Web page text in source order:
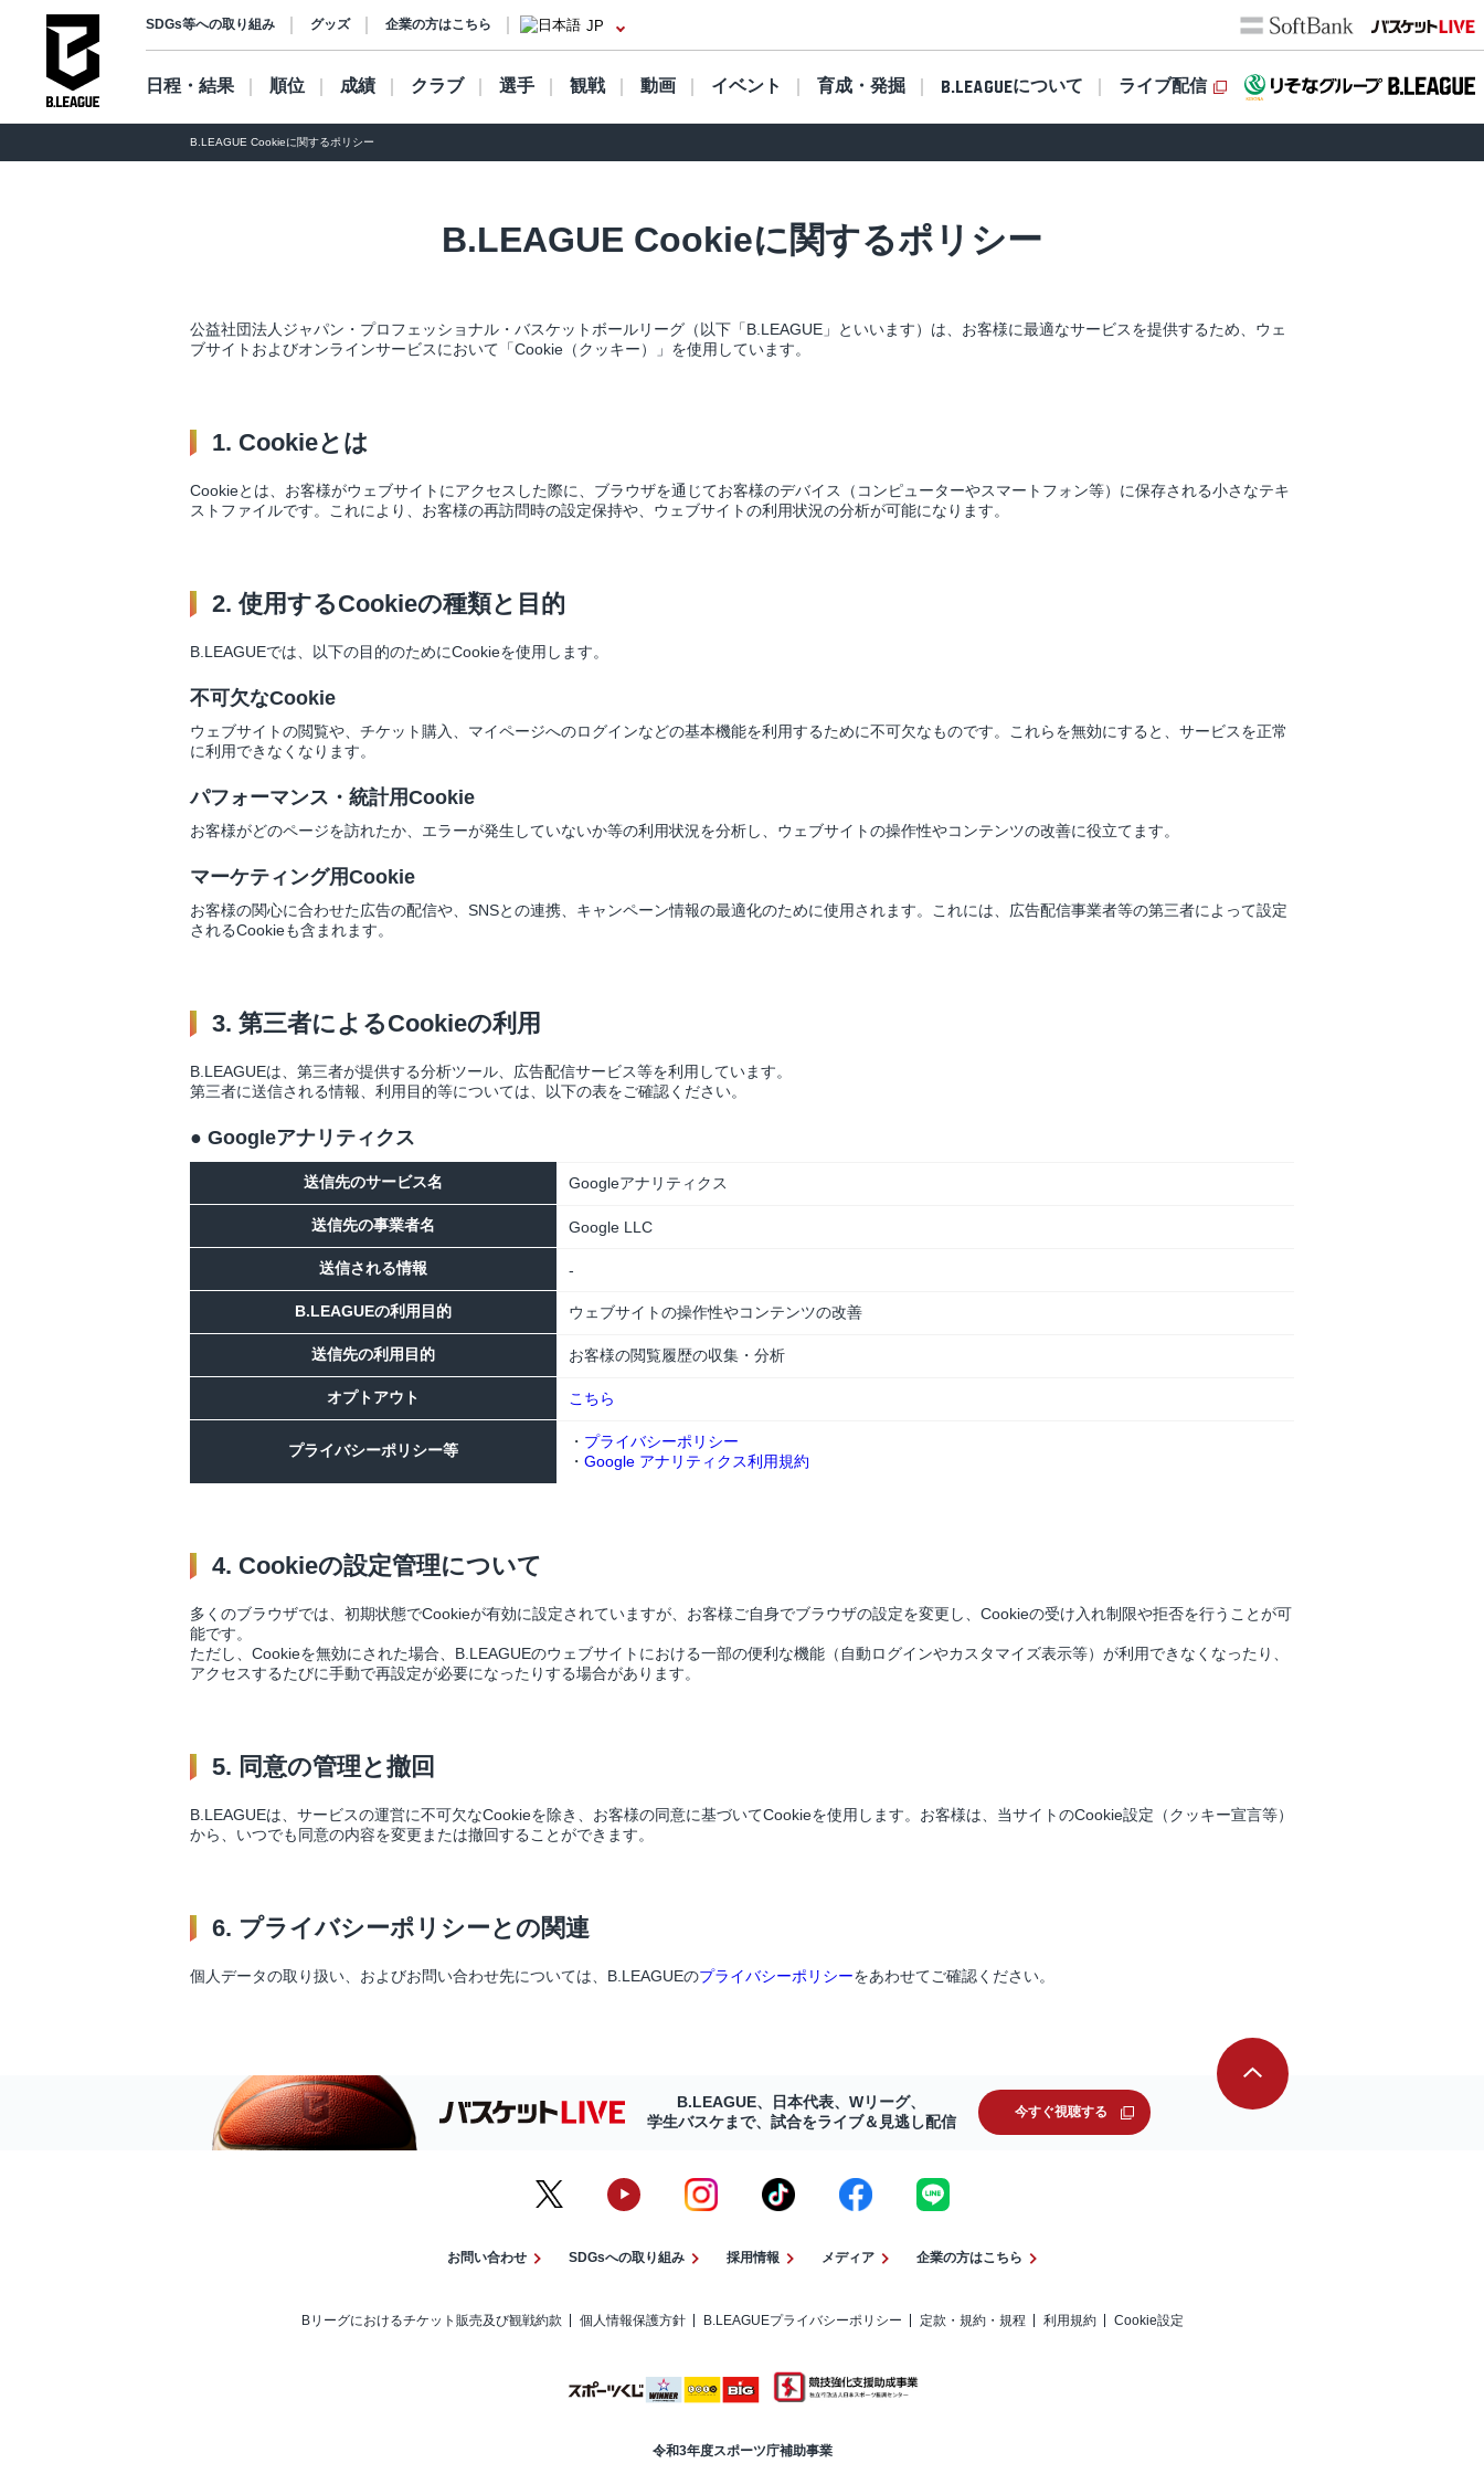
SDGs等への取り組み グッズ 企業の方はこちら JP
日程・結果 順位 成績 クラブ 選手 観戦 動画 イベント 育成・発掘 B.LEAGUEについて ライブ配信
B.LEAGUE Cookieに関するポリシー
B.LEAGUE Cookieに関するポリシー
公益社団法人ジャパン・プロフェッショナル・バスケットボールリーグ（以下「B.LEAGUE」といいます）は、お客様に最適なサービスを提供するため、ウェ
ブサイトおよびオンラインサービスにおいて「Cookie（クッキー）」を使用しています。
1. Cookieとは
Cookieとは、お客様がウェブサイトにアクセスした際に、ブラウザを通じてお客様のデバイス（コンピューターやスマートフォン等）に保存される小さなテキ
ストファイルです。これにより、お客様の再訪問時の設定保持や、ウェブサイトの利用状況の分析が可能になります。
2. 使用するCookieの種類と目的
B.LEAGUEでは、以下の目的のためにCookieを使用します。
不可欠なCookie
ウェブサイトの閲覧や、チケット購入、マイページへのログインなどの基本機能を利用するために不可欠なものです。これらを無効にすると、サービスを正常
に利用できなくなります。
パフォーマンス・統計用Cookie
お客様がどのページを訪れたか、エラーが発生していないか等の利用状況を分析し、ウェブサイトの操作性やコンテンツの改善に役立てます。
マーケティング用Cookie
お客様の関心に合わせた広告の配信や、SNSとの連携、キャンペーン情報の最適化のために使用されます。これには、広告配信事業者等の第三者によって設定
されるCookieも含まれます。
3. 第三者によるCookieの利用
B.LEAGUEは、第三者が提供する分析ツール、広告配信サービス等を利用しています。
第三者に送信される情報、利用目的等については、以下の表をご確認ください。
● Googleアナリティクス
送信先のサービス名 Googleアナリティクス
送信先の事業者名 Google LLC
送信される情報 -
B.LEAGUEの利用目的 ウェブサイトの操作性やコンテンツの改善
送信先の利用目的 お客様の閲覧履歴の収集・分析
オプトアウト こちら
プライバシーポリシー等 ・ プライバシーポリシー
・ Google アナリティクス利用規約
4. Cookieの設定管理について
多くのブラウザでは、初期状態でCookieが有効に設定されていますが、お客様ご自身でブラウザの設定を変更し、Cookieの受け入れ制限や拒否を行うことが可
能です。
ただし、Cookieを無効にされた場合、B.LEAGUEのウェブサイトにおける一部の便利な機能（自動ログインやカスタマイズ表示等）が利用できなくなったり、
アクセスするたびに手動で再設定が必要になったりする場合があります。
5. 同意の管理と撤回
B.LEAGUEは、サービスの運営に不可欠なCookieを除き、お客様の同意に基づいてCookieを使用します。お客様は、当サイトのCookie設定（クッキー宣言等）
から、いつでも同意の内容を変更または撤回することができます。
6. プライバシーポリシーとの関連
個人データの取り扱い、およびお問い合わせ先については、B.LEAGUEのプライバシーポリシーをあわせてご確認ください。
B.LEAGUE、日本代表、Wリーグ、
学生バスケまで、試合をライブ＆見逃し配信
今すぐ視聴する
お問い合わせ SDGsへの取り組み 採用情報 メディア 企業の方はこちら
Bリーグにおけるチケット販売及び観戦約款 個人情報保護方針 B.LEAGUEプライバシーポリシー 定款・規約・規程 利用規約 Cookie設定
令和3年度スポーツ庁補助事業